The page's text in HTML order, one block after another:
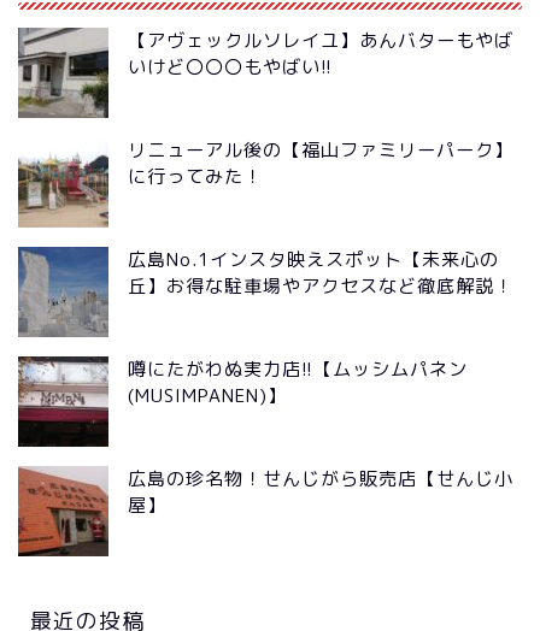
【アヴェックルソレイユ】あんバターもやば
いけど〇〇〇もやばい!!
リニューアル後の【福山ファミリーパーク】
に行ってみた！
広島No.1インスタ映えスポット【未来心の
丘】お得な駐車場やアクセスなど徹底解説！
噂にたがわぬ実力店!!【ムッシムパネン
(MUSIMPANEN)】
広島の珍名物！せんじがら販売店【せんじ小
屋】
最近の投稿